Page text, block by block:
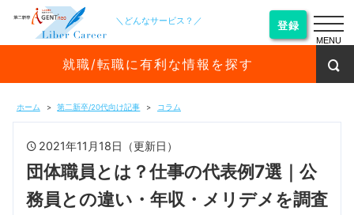
＼どんなサービス？／ 登録
就職/転職に有利な情報を探す
ホーム 第二新卒/20代向け記事 コラム
2021年11月18日（更新日）
団体職員とは？仕事の代表例7選｜公
務員との違い・年収・メリデメを調査
MENU